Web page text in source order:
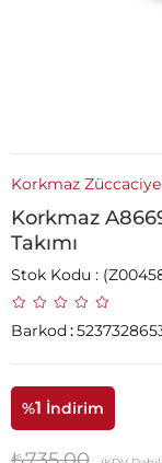
Korkmaz Züccaciye
Korkmaz
Takımı
Stok Kodu
Barkod:
%1 İndirim